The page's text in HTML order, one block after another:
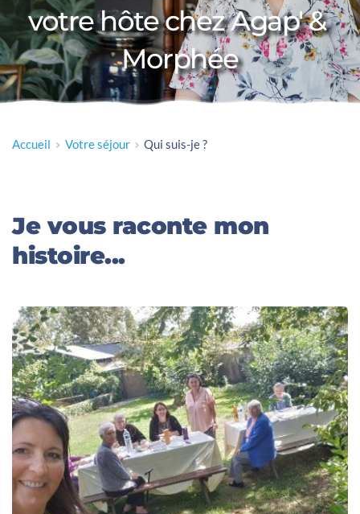
votre hôte chez Agap' &
Morphée
Accueil Votre séjour Qui suis-je ?
Je vous raconte mon
histoire...